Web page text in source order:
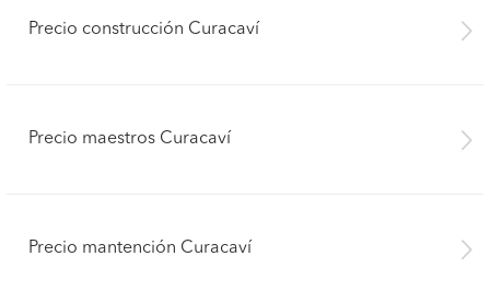
Precio construcción Curacaví
Precio maestros Curacaví
Precio mantención Curacaví